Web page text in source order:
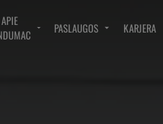
APIE
PASLAUGOS KARJERA